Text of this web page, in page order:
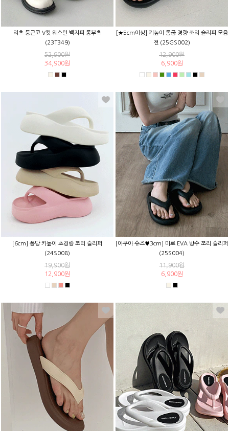
리츠 둥근코 V컷 웨스턴 백지퍼 롱부츠
(23T349)
52,900원
34,900원
[★5cm이상] 키높이 통굽 경량 쪼리 슬리퍼 모음
전 (25GS002)
12,900원
6,900원
[6cm] 퐁당 키높이 초경량 쪼리 슬리퍼
(24S008)
19,900원
12,900원
[아쿠아 슈즈♥3cm] 마로 EVA 방수 쪼리 슬리퍼
(25S004)
11,900원
6,900원